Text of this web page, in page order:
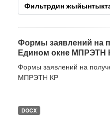
Фильтрдин
Формы заявлений на
Едином окне МПРЭТН
Формы заявлений на
МПРЭТН КР
DOCX